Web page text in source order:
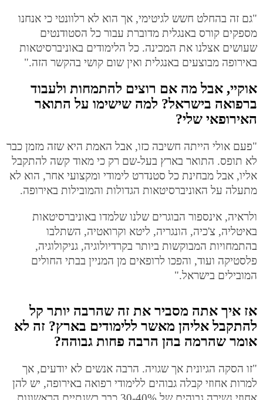
"גם זה בהחלט חשש לגיטימי, אך הוא לא רלוונטי כי אנחנו
מספקים קורס באנגלית מדוברת עבור כל הסטודנטים
שעושים אצלנו את המכינה. כל הלימודים באוניברסיטאות
באירופה מבוצעים באנגלית ואין שום קושי בהקשר הזה."
אוקיי, אבל מה אם רוצים להתמחות ולעבוד
ברפואה בישראל? למה שישימו על התואר
האירופאי שלי?
"פעם אולי הייתה חשיבה כזו, אבל האמת היא שזה מזמן כבר
לא תופס. התואר בארץ בעל-שם רק כי מאוד קשה להתקבל
אליו, אבל מבחינת כל סטנדרט לימודי ומקצועי אחר, הוא לא
מתעלה על האוניברסיטאות הגדולות והמובילות באירופה.
ולראיה, אינספור הבוגרים שלנו שלמדו באוניברסיטאות
באיטליה, צ'כיה, הונגריה, ליטא וקרואטיה, השתלבו
בהתמחויות המבוקשות ביותר בקרדיולוגיה, גניקולוגיה,
פלסטיקה ועוד, והפכו לרופאים מן המניין בבתי החולים
המובילים בישראל."
אז איך אתה מסביר את זה שהרבה יותר קל
להתקבל אליהן מאשר ללימודים בארץ? זה לא
אומר שהרמה בהן הרבה פחות גבוהה?
"זו הסקה הגיונית אך שגויה. הרבה אנשים לא יודעים, אך
למרות אחוזי קבלה גבוהים ללימודי רפואה באירופה, יש להן